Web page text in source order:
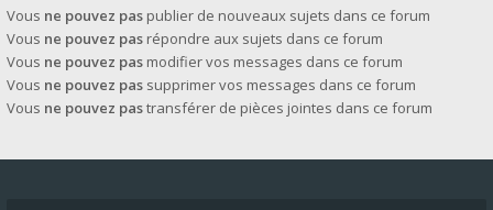
Vous ne pouvez pas publier de nouveaux sujets dans ce forum
Vous ne pouvez pas répondre aux sujets dans ce forum
Vous ne pouvez pas modifier vos messages dans ce forum
Vous ne pouvez pas supprimer vos messages dans ce forum
Vous ne pouvez pastransférer de pièces jointes dans ce forum